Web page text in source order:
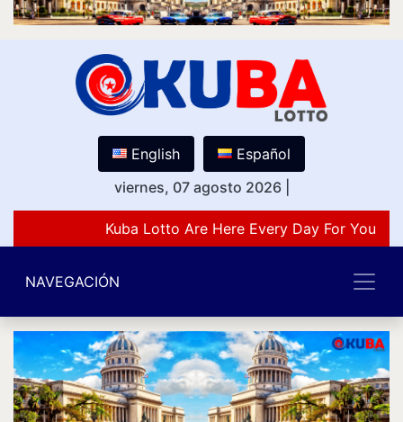
English
Español
viernes, 07 agosto 2026
Kuba Lotto Are Here Every Day For You
NAVEGACIÓN